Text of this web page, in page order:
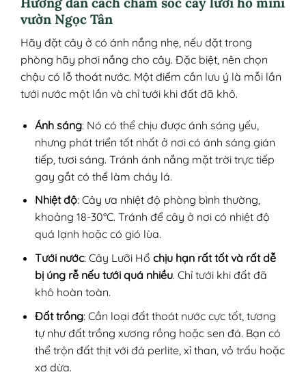
vườn Ngọc Tân
Hãy đặt cây ở có ánh nắng nhẹ, nếu đặt trong
phòng hãy phơi nắng cho cây. Đặc biệt, nên chọn
chậu có lỗ thoát nước. Một điểm cần lưu ý là mỗi lần
tưới nước một lần và chỉ tưới khi đất đã khô.
Ánh sáng: Nó có thể chịu được ánh sáng yếu,
nhưng phát triển tốt nhất ở nơi có ánh sáng gián
tiếp, tươi sáng. Tránh ánh nắng mặt trời trực tiếp
gay gắt có thể làm cháy lá.
Nhiệt độ: Cây ưa nhiệt độ phòng bình thường,
khoảng 18-30°C. Tránh để cây ở nơi có nhiệt độ
quá lạnh hoặc có gió lùa.
Tưới nước: Cây Lưỡi Hổ chịu hạn rất tốt và rất dễ
bị úng rễ nếu tưới quá nhiều. Chỉ tưới khi đất đã
khô hoàn toàn.
Đất trồng: Cần loại đất thoát nước cực tốt, tương
tự như đất trồng xương rồng hoặc sen đá. Bạn có
thể trộn đất thịt với đá perlite, xỉ than, vỏ trấu hoặc
xơ dừa.